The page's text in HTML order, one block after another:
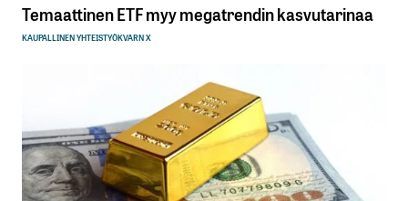
Temaattinen ETF myy megatrendin kasvutarinaa
KAUPALLINEN YHTEISTYÖKVARN X